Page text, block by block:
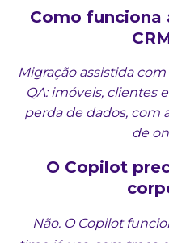
Como funciona
Migração assistida
QA: imóveis, clientes
perda de dados,
de
O Copilot
Não. O Copilot